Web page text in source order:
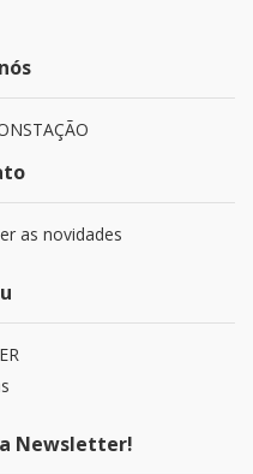
as novidades
Newsletter!